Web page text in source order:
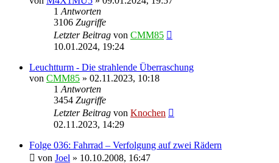
1 Antworten
3106 Zugriffe
Letzter Beitrag von CMM85
10.01.2024, 19:24
Leuchtturm - Die strahlende Überraschung
von CMM85 » 02.11.2023, 10:18
1 Antworten
3454 Zugriffe
Letzter Beitrag von Knochen
02.11.2023, 14:29
Folge 036: Fahrrad – Verfolgung auf zwei Rädern
von Joel » 10.10.2008, 16:47